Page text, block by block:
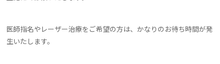
医師指名やレーザー治療をご希望の方は、かなりのお待ち時間が発
生いたします。